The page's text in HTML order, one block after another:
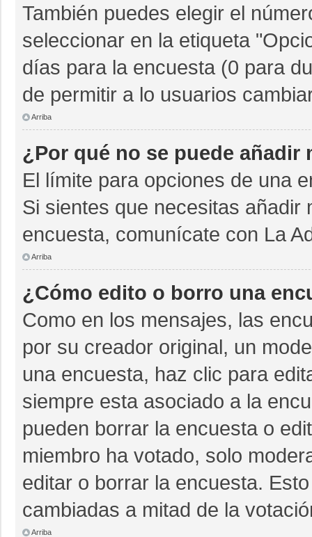
También puedes elegir el
seleccionar en la etiqueta
días para la encuesta (0 para
de permitir a lo usuarios
Arriba
¿Por qué no se puede añadir
El límite para opciones de una
Si sientes que necesitas añadir
encuesta, comunícate con La
Arriba
¿Cómo edito o borro una
Como en los mensajes, las
por su creador original, un
una encuesta, haz clic para
siempre esta asociado a la
pueden borrar la encuesta o
miembro ha votado, solo
editar o borrar la encuesta.
cambiadas a mitad de la
Arriba